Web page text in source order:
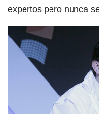
expertos pero nunca